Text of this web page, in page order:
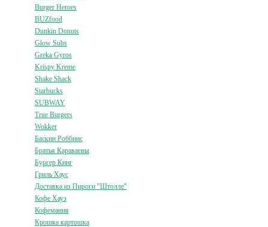
Burger Heroes
BUZfood
Dunkin Donuts
Glow Subs
Greka Gyros
Krispy Kreme
Shake Shack
Starbucks
SUBWAY
True Burgers
Wokker
Баскин Роббинс
Братья Караваевы
Бургер Кинг
Гриль Хаус
Доставка из Пироги "Штолле"
Кофе Хауз
Кофемания
Крошка картошка